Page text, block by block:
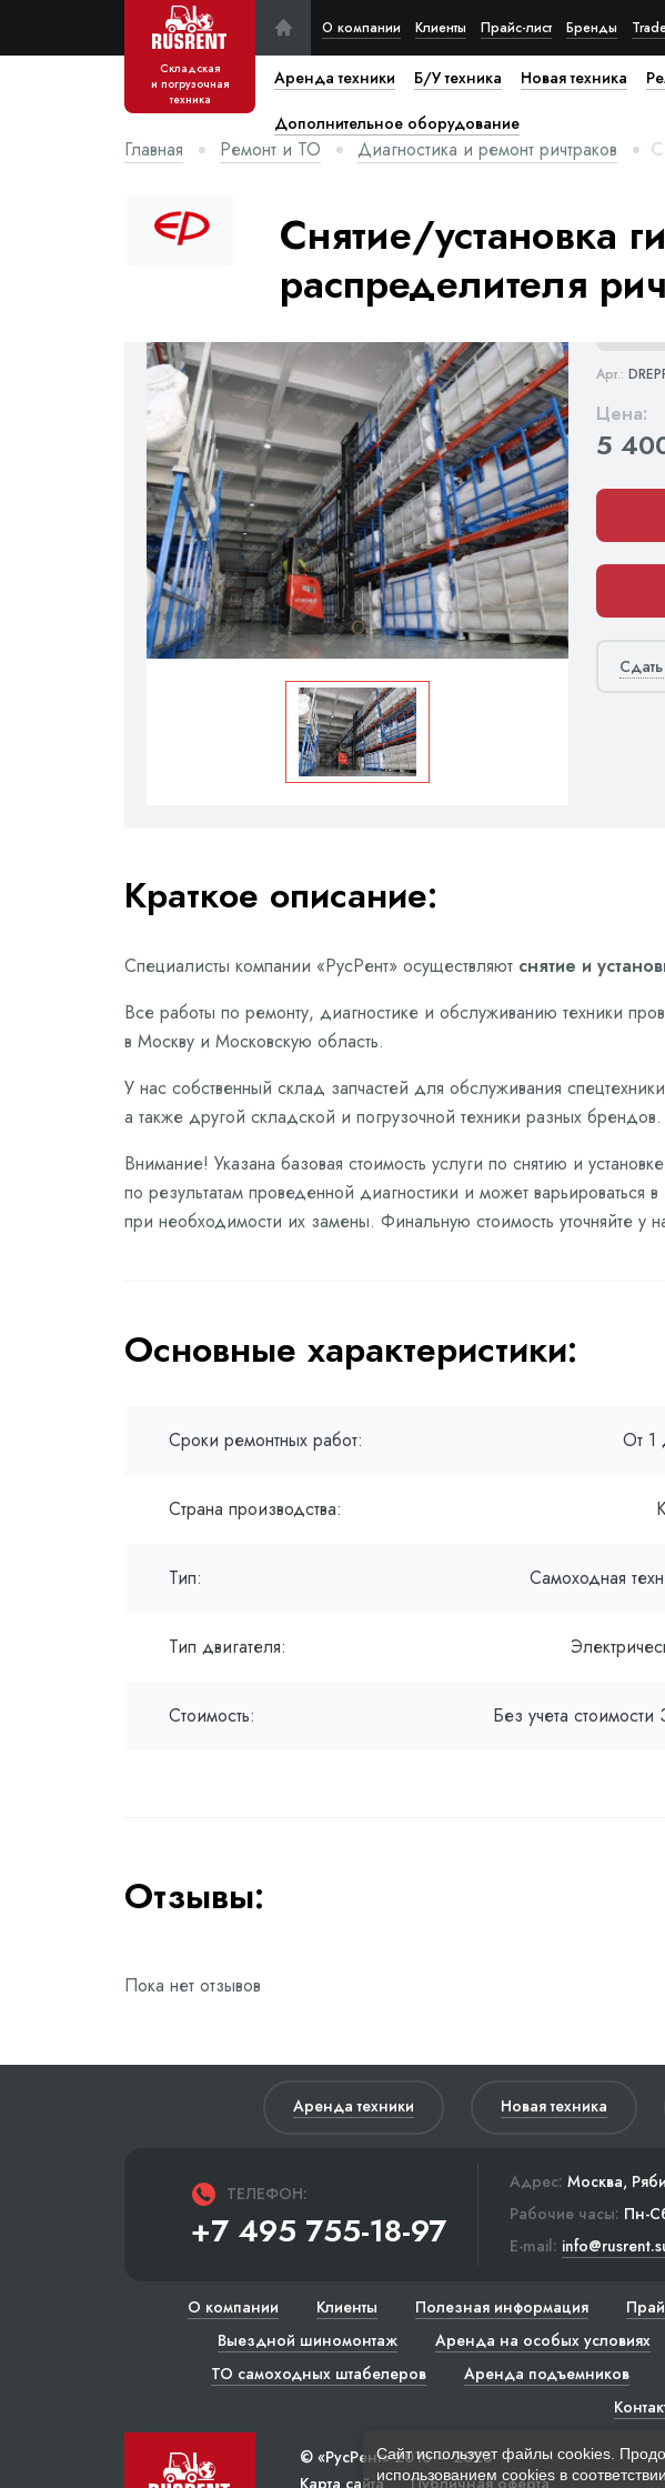
Складская
и погрузочная
техника
О компании Клиенты Прайс-лист Бренды
Аренда техники Б/У техника Новая техника
Дополнительное оборудование
Главная Ремонт и ТО Диагностика и ремонт ричтраков
Снятие/установка
распределителя
Арт.:
Цена:
5
Краткое описание:
Специалисты компании «РусРент» осуществляют снятие и
Все работы по ремонту, диагностике и обслуживанию техники
в Москву и Московскую область.
У нас собственный склад запчастей для обслуживания
а также другой складской и погрузочной техники разных брендов.
Внимание! Указана базовая стоимость услуги по снятию и
по результатам проведенной диагностики и может варьироваться
при необходимости их замены. Финальную стоимость уточняйте у
Основные характеристики:
Сроки ремонтных работ: От 1
Страна производства:
Тип: Самоходная
Тип двигателя:
Стоимость: Без учета
Отзывы:
Пока нет отзывов
Аренда техники Новая техника
ТЕЛЕФОН:
+7 495 755-18-97
Адрес: Москва,
Рабочие часы: Пн-
E-mail:
О компании Клиенты Полезная информация
Выездной шиномонтаж
Аренда на особых условиях
ТО самоходных штабелеров
Аренда подъемников
© «РусРент» 2016 – 2023
Сайт использует файлы cookies.
использованием cookies в